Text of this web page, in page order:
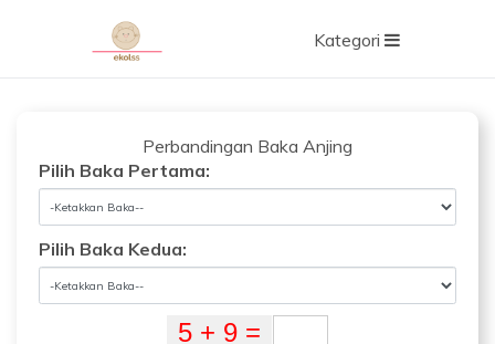
Kategori
Perbandingan Baka Anjing
Pilih Baka Pertama:
Pilih Baka Kedua: